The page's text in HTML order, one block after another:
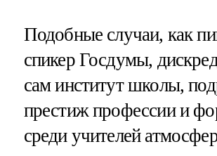
Подобные случаи, как
спикер Госдумы,
сам институт школы,
престиж профессии и
среди учителей